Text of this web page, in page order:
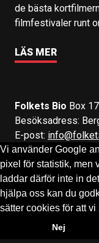
Vi använder Google
pixel för statistik, men
laddar därför inte in
hjälpa oss kan du
sätter cookies för att vi
Nej
de bästa
filmfestivaler runt
LÄS MER
Folkets Bio Box
Besöksadress:
E-post:
Följ oss på: